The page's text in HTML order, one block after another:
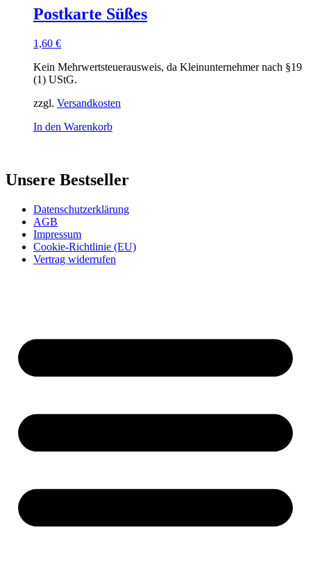
Postkarte Süßes
1,60 €
Kein Mehrwertsteuerausweis, da Kleinunternehmer nach §19
(1) UStG.
zzgl. Versandkosten
In den Warenkorb
Unsere Bestseller
Datenschutzerklärung
AGB
Impressum
Cookie-Richtlinie (EU)
Vertrag widerrufen